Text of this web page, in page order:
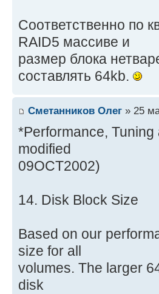
Соответственно по
RAID5 массиве и
pазмеp блока
составлять 64kb.
Сметанников Олег » 25
*Performance,
modified
09OCT2002)
14. Disk Block Size
Based on our
size for all
volumes. The larger
disk